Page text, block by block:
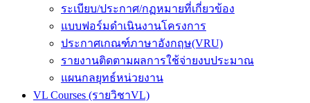
ระเบียบ/ประกาศ/กฏหมายที่เกี่ยวข้อง
แบบฟอร์มดำเนินงานโครงการ
ประกาศเกณฑ์ภาษาอังกฤษ(VRU)
รายงานติดตามผลการใช้จ่ายงบประมาณ
แผนกลยุทธ์หน่วยงาน
VL Courses (รายวิชาVL)